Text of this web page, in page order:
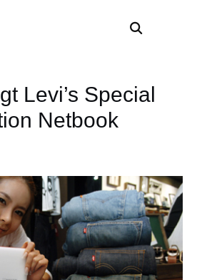
Levi’s Special
Netbook